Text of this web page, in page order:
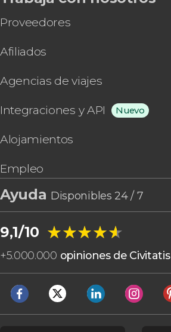
Proveedores
Afiliados
Agencias de viajes
Integraciones y API Nuevo
Alojamientos
Empleo
Ayuda Disponibles 24 / 7
9,1/10 ★★★★★
★★★★★
+5.000.000 opiniones de Civitatis